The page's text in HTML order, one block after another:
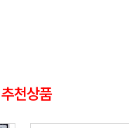
추천상품